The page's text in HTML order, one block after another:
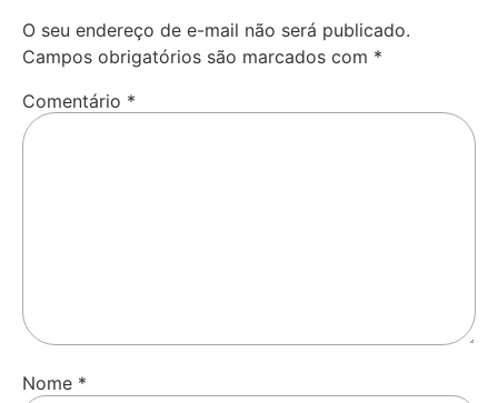
O seu endereço de e-mail não será publicado.
Campos obrigatórios são marcados com *
Comentário *
Nome *